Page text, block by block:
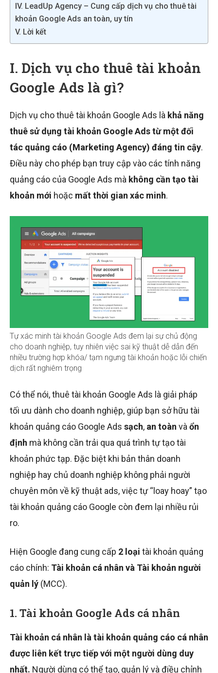
IV. LeadUp Agency – Cung cấp dịch vụ cho thuê tài
khoản Google Ads an toàn, uy tín
V. Lời kết
I. Dịch vụ cho thuê tài khoản
Google Ads là gì?
Dịch vụ cho thuê tài khoản Google Ads là khả năng
thuê sử dụng tài khoản Google Ads từ một đối
tác quảng cáo (Marketing Agency) đáng tin cậy.
Điều này cho phép bạn truy cập vào các tính năng
quảng cáo của Google Ads mà không cần tạo tài
khoản mới hoặc mất thời gian xác minh.
Tự xác minh tài khoản Google Ads đem lại sự chủ động
cho doanh nghiệp, tuy nhiên việc sai kỹ thuật dễ dẫn đến
nhiều trường hợp khóa/ tạm ngưng tài khoản hoặc lỗi chiến
dịch rất nghiêm trọng
Có thể nói, thuê tài khoản Google Ads là giải pháp
tối ưu dành cho doanh nghiệp, giúp bạn sở hữu tài
khoản quảng cáo Google Ads sạch, an toàn và ổn
định mà không cần trải qua quá trình tự tạo tài
khoản phức tạp. Đặc biệt khi bản thân doanh
nghiệp hay chủ doanh nghiệp không phải người
chuyên môn về kỹ thuật ads, việc tự “loay hoay” tạo
tài khoản quảng cáo Google còn đem lại nhiều rủi
ro.
Hiện Google đang cung cấp 2 loại tài khoản quảng
cáo chính: Tài khoản cá nhân và Tài khoản người
quản lý (MCC).
1. Tài khoản Google Ads cá nhân
Tài khoản cá nhân là tài khoản quảng cáo cá nhân
được liên kết trực tiếp với một người dùng duy
nhất. Người dùng có thể tạo, quản lý và điều chỉnh